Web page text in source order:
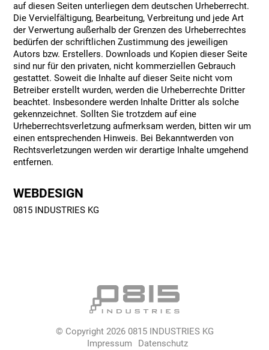
auf diesen Seiten unterliegen dem deutschen Urheberrecht.
Die Vervielfältigung, Bearbeitung, Verbreitung und jede Art
der Verwertung außerhalb der Grenzen des Urheberrechtes
bedürfen der schriftlichen Zustimmung des jeweiligen
Autors bzw. Erstellers. Downloads und Kopien dieser Seite
sind nur für den privaten, nicht kommerziellen Gebrauch
gestattet. Soweit die Inhalte auf dieser Seite nicht vom
Betreiber erstellt wurden, werden die Urheberrechte Dritter
beachtet. Insbesondere werden Inhalte Dritter als solche
gekennzeichnet. Sollten Sie trotzdem auf eine
Urheberrechtsverletzung aufmerksam werden, bitten wir um
einen entsprechenden Hinweis. Bei Bekanntwerden von
Rechtsverletzungen werden wir derartige Inhalte umgehend
entfernen.
WEBDESIGN
0815 INDUSTRIES KG
© Copyright 2026 0815 INDUSTRIES KG
Impressum
Datenschutz